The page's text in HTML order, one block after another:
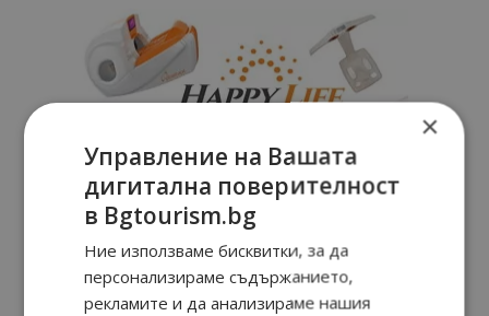
×
Управление на Вашата
дигитална поверителност
в Bgtourism.bg
Ние използваме бисквитки, за да
персонализираме съдържанието,
рекламите и да анализираме нашия